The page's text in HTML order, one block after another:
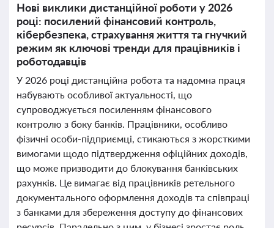
Нові виклики дистанційної роботи у 2026
році: посилений фінансовий контроль,
кібербезпека, страхування життя та гнучкий
режим як ключові тренди для працівників і
роботодавців
У 2026 році дистанційна робота та надомна праця
набувають особливої актуальності, що
супроводжується посиленням фінансового
контролю з боку банків. Працівники, особливо
фізичні особи-підприємці, стикаються з жорсткими
вимогами щодо підтвердження офіційних доходів,
що може призводити до блокування банківських
рахунків. Це вимагає від працівників ретельного
документального оформлення доходів та співпраці
з банками для збереження доступу до фінансових